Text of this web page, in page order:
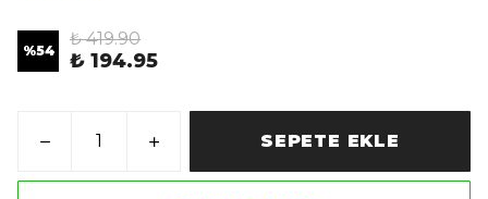
%54
₺ 419.90
₺ 194.95
SEPETE EKLE